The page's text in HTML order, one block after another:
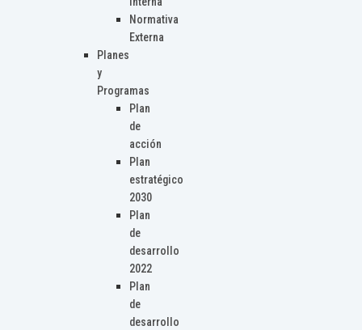
Normativa
Externa
Planes
y
Programas
Plan
de
acción
Plan
estratégico
2030
Plan
de
desarrollo
2022
Plan
de
desarrollo